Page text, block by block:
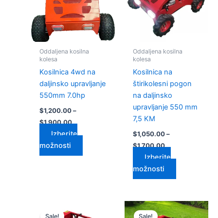
Oddaljena kosilna
kolesa
Kosilnica 4wd na
daljinsko upravljanje
550mm 7.0hp
$1,200.00 –
$1,900.00
$1,900.00
Izberite
možnosti
različic.
Možnosti
lahko
strani
izdelka
Oddaljena kosilna
kolesa
Kosilnica na
štirikolesni pogon
na daljinsko
upravljanje 550 mm
7,5 KM
$1,050.00 –
$1,700.00
$1,700.00
Izberite
možnosti
različic.
izdelka
Sale!
razpon:
Sale!
Cenovni
razpon:
Ta